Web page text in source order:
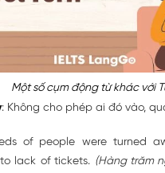
Một số cụm động từ khác với
: Không cho phép ai đó vào,
of people were turned
lack of tickets. (Hàng trăm